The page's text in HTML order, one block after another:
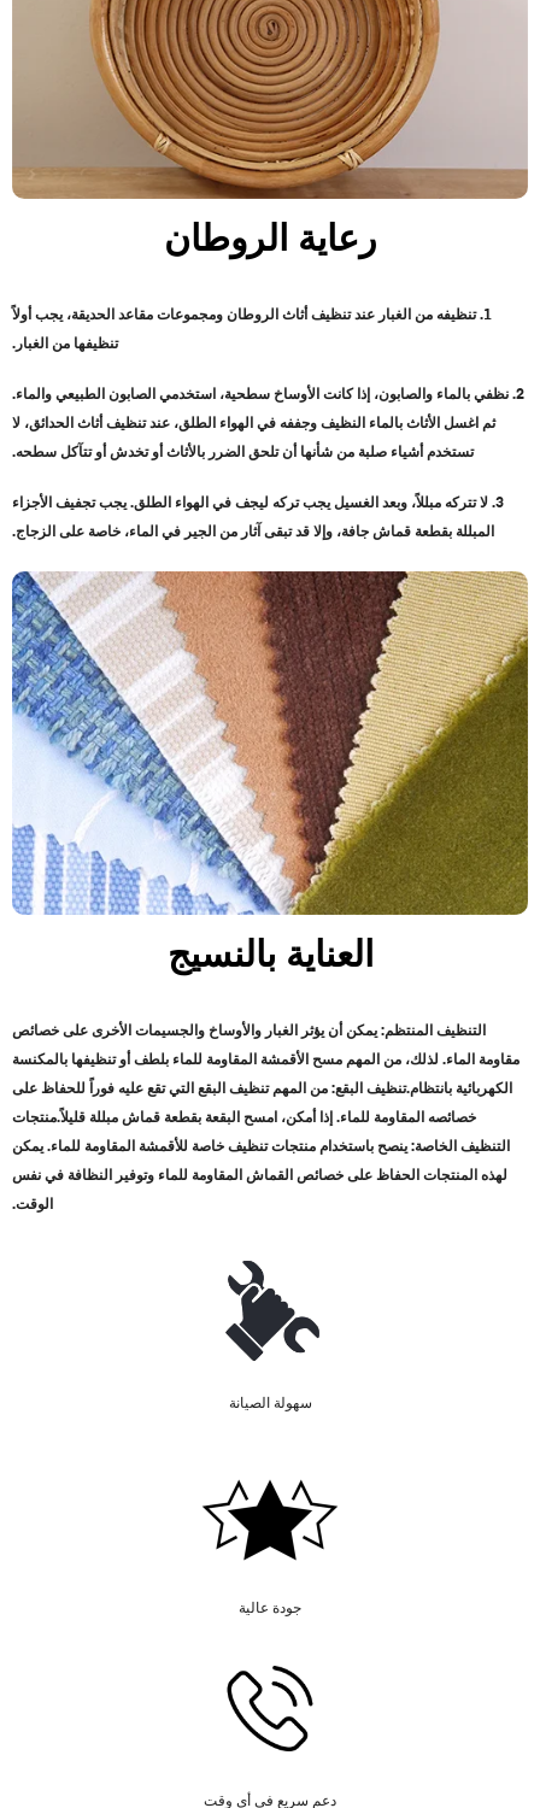
رعاية الروطان
1. تنظيفه من الغبار عند تنظيف أثاث الروطان ومجموعات مقاعد الحديقة، يجب أولاً
تنظيفها من الغبار.
2. نظفي بالماء والصابون، إذا كانت الأوساخ سطحية، استخدمي الصابون الطبيعي والماء.
ثم اغسل الأثاث بالماء النظيف وجففه في الهواء الطلق، عند تنظيف أثاث الحدائق، لا
تستخدم أشياء صلبة من شأنها أن تلحق الضرر بالأثاث أو تخدش أو تتآكل سطحه.
3. لا تتركه مبللاً، وبعد الغسيل يجب تركه ليجف في الهواء الطلق. يجب تجفيف الأجزاء
المبللة بقطعة قماش جافة، وإلا قد تبقى آثار من الجير في الماء، خاصة على الزجاج.
العناية بالنسيج
التنظيف المنتظم: يمكن أن يؤثر الغبار والأوساخ والجسيمات الأخرى على خصائص
مقاومة الماء. لذلك، من المهم مسح الأقمشة المقاومة للماء بلطف أو تنظيفها بالمكنسة
الكهربائية بانتظام.تنظيف البقع: من المهم تنظيف البقع التي تقع عليه فوراً للحفاظ على
خصائصه المقاومة للماء. إذا أمكن، امسح البقعة بقطعة قماش مبللة قليلاً.منتجات
التنظيف الخاصة: ينصح باستخدام منتجات تنظيف خاصة للأقمشة المقاومة للماء. يمكن
لهذه المنتجات الحفاظ على خصائص القماش المقاومة للماء وتوفير النظافة في نفس
الوقت.
سهولة الصيانة
جودة عالية
دعم سريع في أي وقت